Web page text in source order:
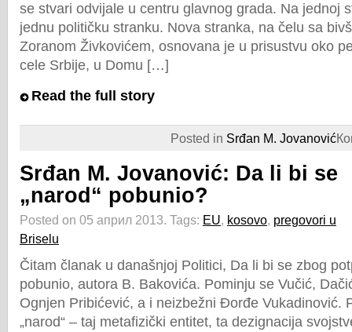
se stvari odvijale u centru glavnog grada. Na jednoj
jednu političku stranku. Nova stranka, na čelu sa
Zoranom Živkovićem, osnovana je u prisustvu oko
cele Srbije, u Domu […]
Read the full story
Posted in Srđan M. Jovanović
Srđan M. Jovanović: Da li bi se
„narod“ pobunio?
Posted on 05 април 2013. Tags: EU, kosovo, pregovori u
Briselu
Čitam članak u današnjoj Politici, Da li bi se zbog
pobunio, autora B. Bakovića. Pominju se Vučić,
Ognjen Pribićević, a i neizbežni Đorđe Vukadinović.
„narod“ – taj metafizički entitet, ta dezignacija